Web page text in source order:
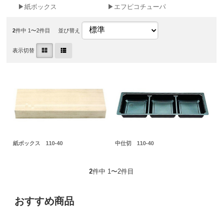
▶紙ボックス ▶エフピコチューパ
2件中 1〜2件目 並び替え
表示切替
紙ボックス 110-40 中仕切 110-40
2件中 1〜2件目
おすすめ商品